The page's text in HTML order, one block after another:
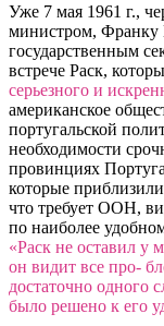
Уже 7 мая 1961 г.,
министром, Франку
государственным
встрече Раск,
серьезного и
американское
португальской
необходимости
провинциях
которые
что требует ООН,
по наиболее
«Раск не оставил у
он видит все про-
достаточно одного
было решено к его